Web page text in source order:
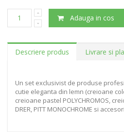
Adauga in cos
Descriere produs Livrare si
Un set exclusivist de produse
cutie eleganta din lemn (creioane
creioane pastel POLYCHROMOS,
DRER, PITT MONOCHROME si